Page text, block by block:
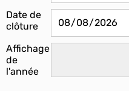
Date de
clôture
Affichage
de
l'année